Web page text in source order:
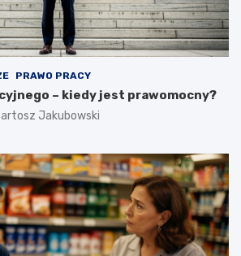
PRAWO PRACY
– kiedy jest prawomocny?
Jakubowski